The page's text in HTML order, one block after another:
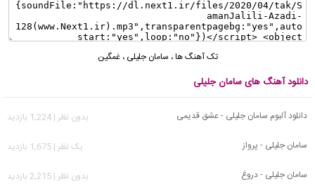
تک آهنگ ها، سامان جلیلی ،غمگین
دانلود آهنگ های سامان جلیلی
دانلود آلبوم سامان جلیلی - عشق قدیمی
بدون نظر | 1,224 بازدید
سامان جلیلی - پرواز
يک نظر | 1,675 بازدید
سامان جلیلی - دروغ
بدون نظر | 2,215 بازدید